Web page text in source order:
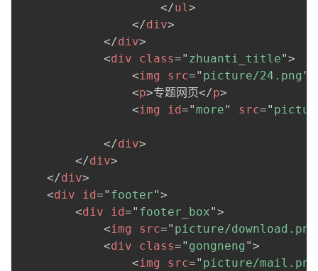
</ul>
</div>
</div>
<div class=" zhuanti_title">
<img src=" picture/24.png "
<p>专题网页</p>
<img id=" more" src="
</div>
</div>
</div>
<div id=" footer">
<div id=" footer_box">
<img src=" picture/download.png
<div class=" gongneng ">
<img src=" picture/mail.png